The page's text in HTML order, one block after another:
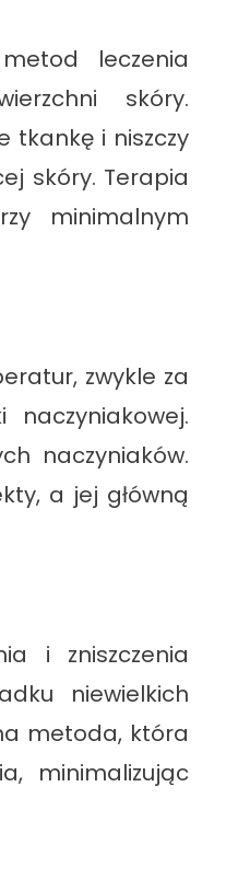
leczenia
skóry.
tkankę i niszczy
skóry. Terapia
minimalnym
zwykle za
naczyniaków.
a jej główną
i zniszczenia
niewielkich
metoda, która
minimalizując